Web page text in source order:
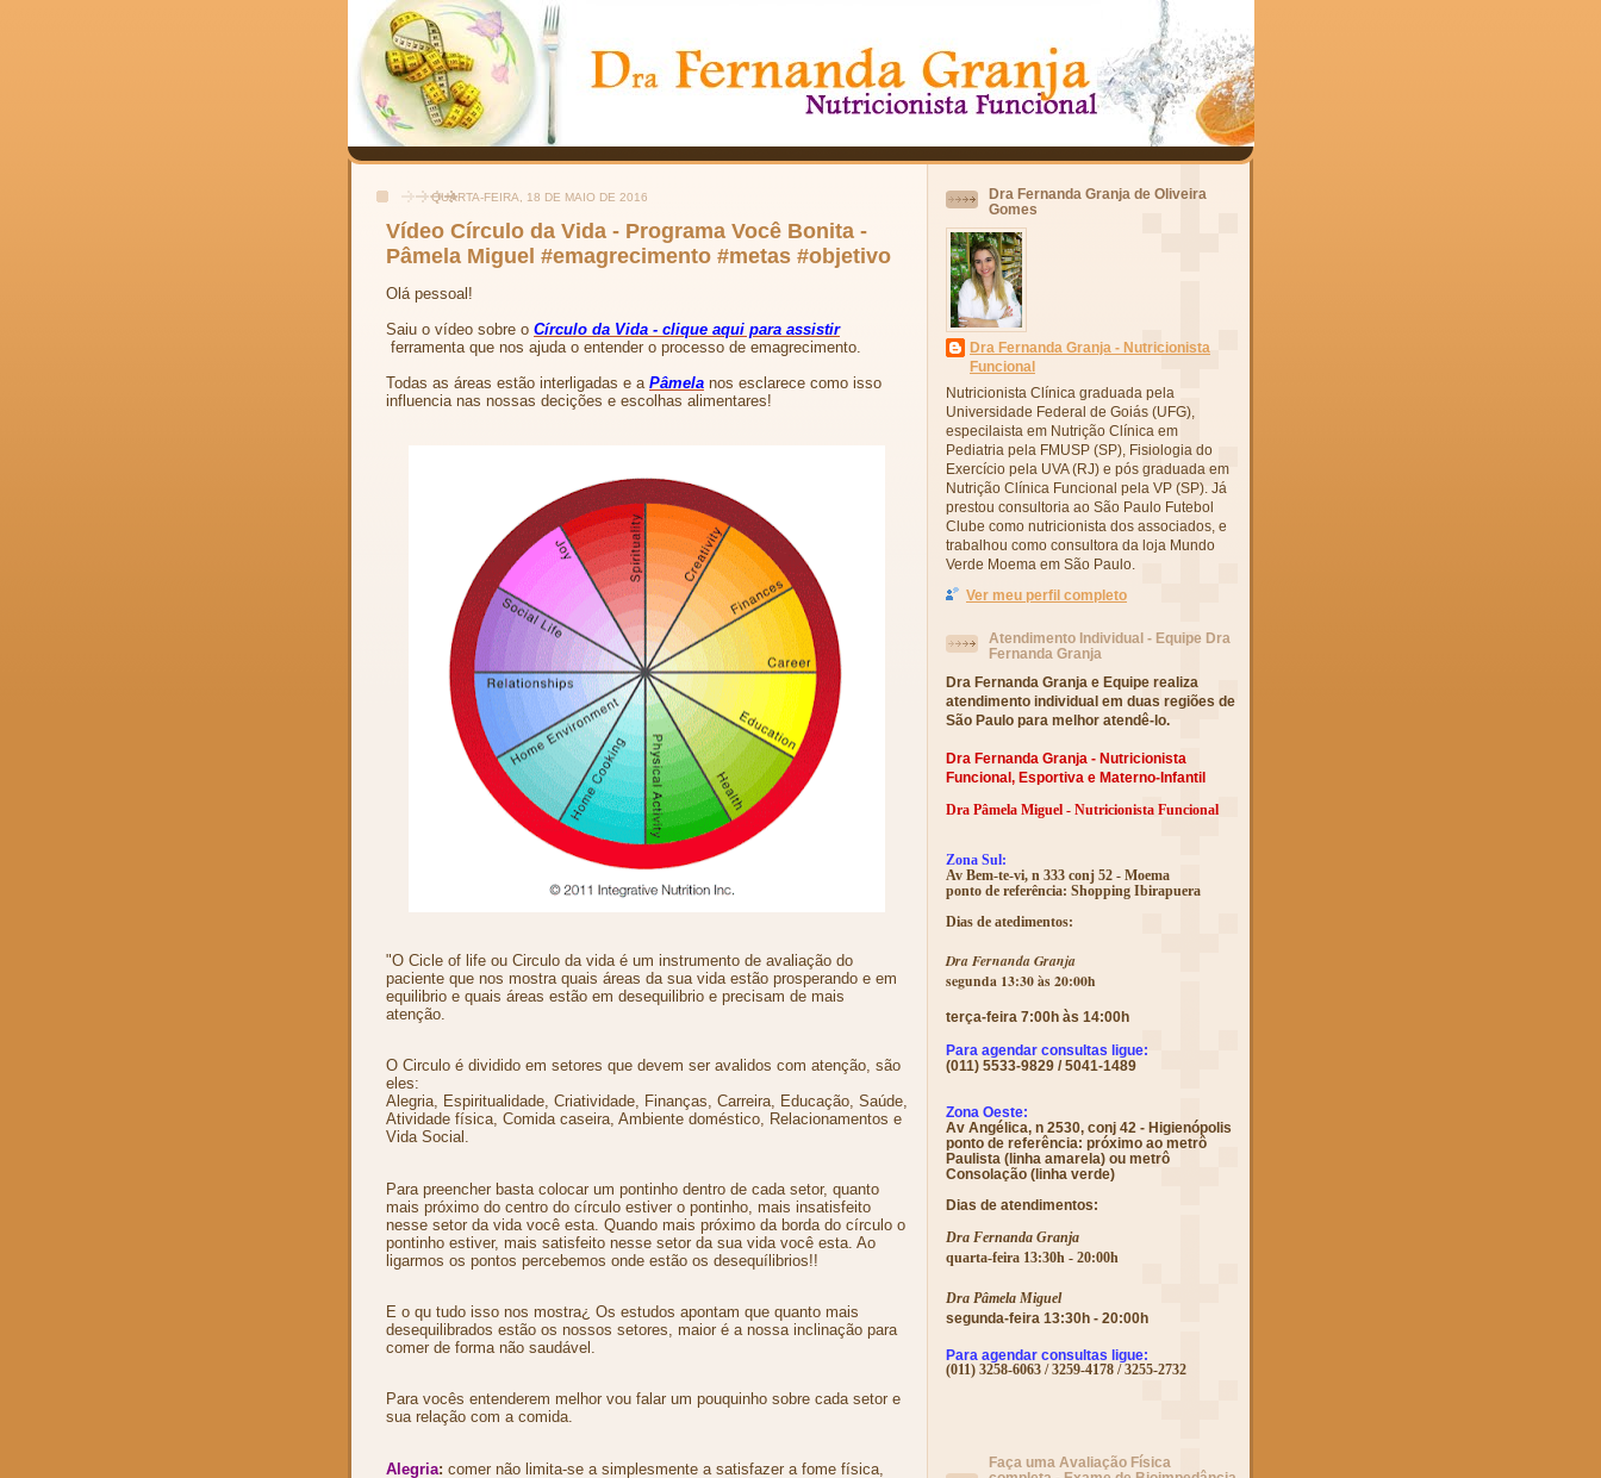
QUARTA-FEIRA, 18 DE MAIO DE 2016
Vídeo Círculo da Vida - Programa Você Bonita -
Pâmela Miguel #emagrecimento #metas #objetivo
Olá pessoal!
Saiu o vídeo sobre o Círculo da Vida - clique aqui para assistir
ferramenta que nos ajuda o entender o processo de emagrecimento.
Todas as áreas estão interligadas e a Pâmela nos esclarece como isso
influencia nas nossas decições e escolhas alimentares!
"O Cicle of life ou Circulo da vida é um instrumento de avaliação do
paciente que nos mostra quais áreas da sua vida estão prosperando e em
equilibrio e quais áreas estão em desequilibrio e precisam de mais
atenção.
O Circulo é dividido em setores que devem ser avalidos com atenção, são
eles:
Alegria, Espiritualidade, Criatividade, Finanças, Carreira, Educação, Saúde,
Atividade física, Comida caseira, Ambiente doméstico, Relacionamentos e
Vida Social.
Para preencher basta colocar um pontinho dentro de cada setor, quanto
mais próximo do centro do círculo estiver o pontinho, mais insatisfeito
nesse setor da vida você esta. Quando mais próximo da borda do círculo o
pontinho estiver, mais satisfeito nesse setor da sua vida você esta. Ao
ligarmos os pontos percebemos onde estão os desequílibrios!!
E o qu tudo isso nos mostra¿ Os estudos apontam que quanto mais
desequilibrados estão os nossos setores, maior é a nossa inclinação para
comer de forma não saudável.
Para vocês entenderem melhor vou falar um pouquinho sobre cada setor e
sua relação com a comida.
Alegria: comer não limita-se a simplesmente a satisfazer a fome física,
Dra Fernanda Granja de Oliveira
Gomes
Dra Fernanda Granja - Nutricionista
Funcional
Nutricionista Clínica graduada pela
Universidade Federal de Goiás (UFG),
especilaista em Nutrição Clínica em
Pediatria pela FMUSP (SP), Fisiologia do
Exercício pela UVA (RJ) e pós graduada em
Nutrição Clínica Funcional pela VP (SP). Já
prestou consultoria ao São Paulo Futebol
Clube como nutricionista dos associados, e
trabalhou como consultora da loja Mundo
Verde Moema em São Paulo.
Ver meu perfil completo
Atendimento Individual - Equipe Dra
Fernanda Granja
Dra Fernanda Granja e Equipe realiza
atendimento individual em duas regiões de
São Paulo para melhor atendê-lo.
Dra Fernanda Granja - Nutricionista
Funcional, Esportiva e Materno-Infantil
Dra Pâmela Miguel - Nutricionista Funcional
Zona Sul:
Av Bem-te-vi, n 333 conj 52 - Moema
ponto de referência: Shopping Ibirapuera
Dias de atedimentos:
Dra Fernanda Granja
segunda 13:30 às 20:00h
terça-feira 7:00h às 14:00h
Para agendar consultas ligue:
(011) 5533-9829 / 5041-1489
Zona Oeste:
Av Angélica, n 2530, conj 42 - Higienópolis
ponto de referência: próximo ao metrô
Paulista (linha amarela) ou metrô
Consolação (linha verde)
Dias de atendimentos:
Dra Fernanda Granja
quarta-feira 13:30h - 20:00h
Dra Pâmela Miguel
segunda-feira 13:30h - 20:00h
Para agendar consultas ligue:
(011) 3258-6063 / 3259-4178 / 3255-2732
Faça uma Avaliação Física